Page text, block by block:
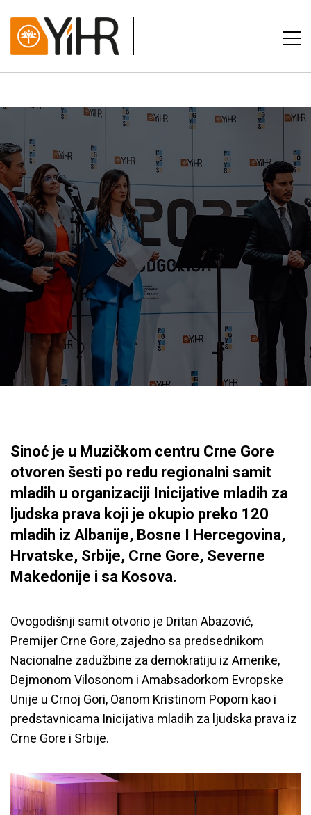
Sinoć je u Muzičkom centru Crne Gore
otvoren šesti po redu regionalni samit
mladih u organizaciji Inicijative mladih za
ljudska prava koji je okupio preko 120
mladih iz Albanije, Bosne I Hercegovina,
Hrvatske, Srbije, Crne Gore, Severne
Makedonije i sa Kosova.
Ovogodišnji samit otvorio je Dritan Abazović,
Premijer Crne Gore, zajedno sa predsednikom
Nacionalne zadužbine za demokratiju iz Amerike,
Dejmonom Vilosonom i Amabsadorkom Evropske
Unije u Crnoj Gori, Oanom Kristinom Popom kao i
predstavnicama Inicijativa mladih za ljudska prava iz
Crne Gore i Srbije.